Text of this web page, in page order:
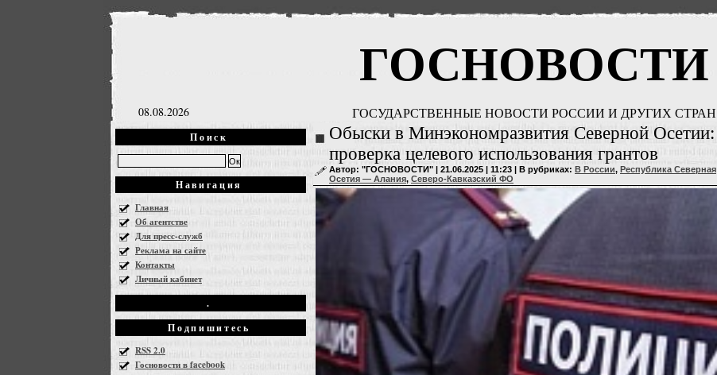
ГОСНОВОСТИ
08.08.2026 ГОСУДАРСТВЕННЫЕ НОВОСТИ РОССИИ И ДРУГИХ СТРАН
Поиск
Навигация
Главная
Об агентстве
Для пресс-служб
Реклама на сайте
Контакты
Личный кабинет
.
Подпишитесь
RSS 2.0
Госновости в facebook
Обыски в Минэкономразвития Северной Осетии:
проверка целевого использования грантов
Автор: "ГОСНОВОСТИ" | 21.06.2025 | 11:23 | В рубриках: В России, Республика Северная
Осетия — Алания, Северо-Кавказский ФО